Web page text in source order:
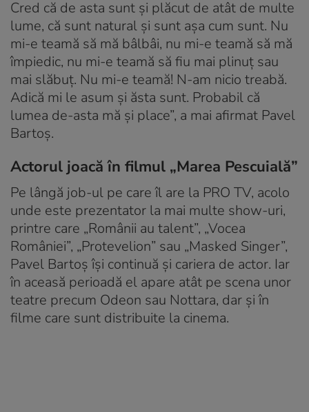
Cred că de asta sunt și plăcut de atât de multe
lume, că sunt natural și sunt așa cum sunt. Nu
mi-e teamă să mă bâlbâi, nu mi-e teamă să mă
împiedic, nu mi-e teamă să fiu mai plinuț sau
mai slăbuț. Nu mi-e teamă! N-am nicio treabă.
Adică mi le asum și ăsta sunt. Probabil că
lumea de-asta mă și place”, a mai afirmat Pavel
Bartoș.
Actorul joacă în filmul „Marea Pescuială”
Pe lângă job-ul pe care îl are la PRO TV, acolo
unde este prezentator la mai multe show-uri,
printre care „Românii au talent”, „Vocea
României”, „Protevelion” sau „Masked Singer”,
Pavel Bartoș își continuă și cariera de actor. Iar
în aceasă perioadă el apare atât pe scena unor
teatre precum Odeon sau Nottara, dar și în
filme care sunt distribuite la cinema.